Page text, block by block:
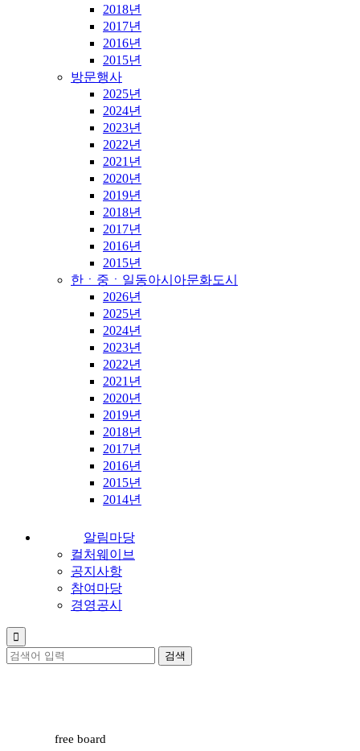
2018년
2017년
2016년
2015년
방문행사
2025년
2024년
2023년
2022년
2021년
2020년
2019년
2018년
2017년
2016년
2015년
한ㆍ중ㆍ일동아시아문화도시
2026년
2025년
2024년
2023년
2022년
2021년
2020년
2019년
2018년
2017년
2016년
2015년
2014년
알림마당
컬처웨이브
공지사항
참여마당
경영공시

free board